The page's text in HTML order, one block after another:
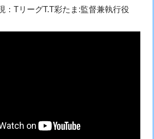
：TリーグT.T彩たま:監督兼執行役